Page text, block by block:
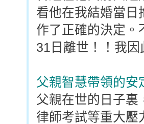
看他在我結婚當日
作了正確的決定。
31日離世！！我
父親智慧帶領的安
父親在世的日子裏
律師考試等重大壓